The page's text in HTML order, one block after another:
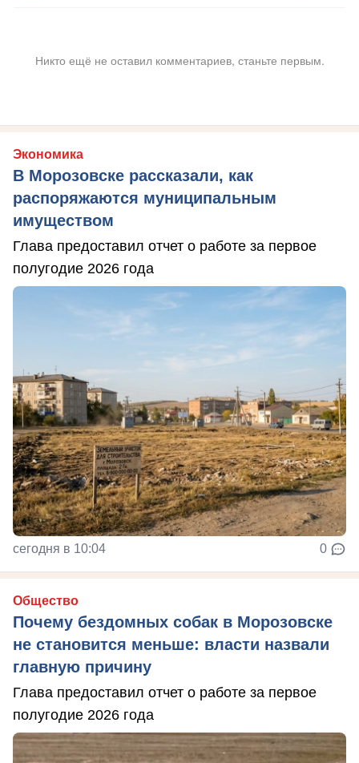
Никто ещё не оставил комментариев, станьте первым.
Экономика
В Морозовске рассказали, как
распоряжаются муниципальным
имуществом
Глава предоставил отчет о работе за первое
полугодие 2026 года
сегодня в 10:04 0
Общество
Почему бездомных собак в Морозовске
не становится меньше: власти назвали
главную причину
Глава предоставил отчет о работе за первое
полугодие 2026 года